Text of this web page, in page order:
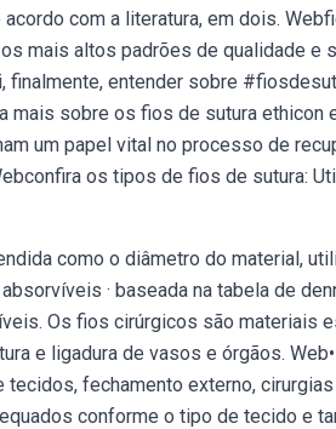
com a literatura, em dois.
mais altos padrões de qualidade e
entender sobre
mais sobre os fios de sutura ethicon
um papel vital no processo de
os tipos de fios de sutura:
como o diâmetro do material,
· baseada na tabela de
Os fios cirúrgicos são materiais
e ligadura de vasos e órgãos.
fechamento externo, cirurgias
conforme o tipo de tecido e